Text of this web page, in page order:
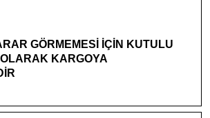
GÖRMEMESİ İÇİN KUTULU
KARGOYA